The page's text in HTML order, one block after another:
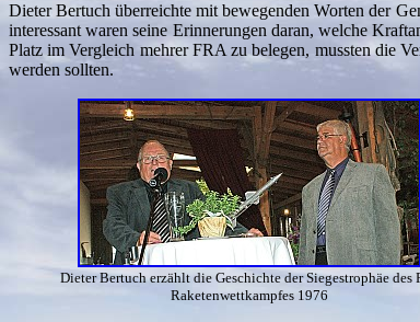
Dieter Bertuch überreichte mit bewegenden Worten der
interessant waren seine Erinnerungen daran, welche
Platz im Vergleich mehrer FRA zu belegen, mussten die
werden sollten.
Dieter Bertuch erzählt die Geschichte der Siegestrophäe des
Raketenwettkampfes 1976